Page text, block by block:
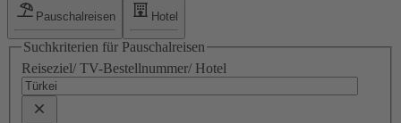
Pauschalreisen Hotel
Suchkriterien für Pauschalreisen
Reiseziel/ TV-Bestellnummer/ Hotel